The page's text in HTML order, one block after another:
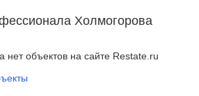
Холмогорова
нет объектов на сайте Restate.ru